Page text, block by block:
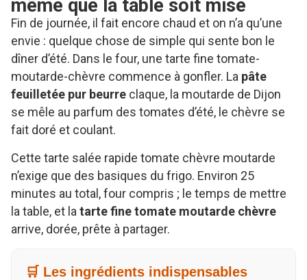
même que la table soit mise
Fin de journée, il fait encore chaud et on n’a qu’une
envie : quelque chose de simple qui sente bon le
dîner d’été. Dans le four, une tarte fine tomate-
moutarde-chèvre commence à gonfler. La pâte
feuilletée pur beurre claque, la moutarde de Dijon
se mêle au parfum des tomates d’été, le chèvre se
fait doré et coulant.
Cette tarte salée rapide tomate chèvre moutarde
n’exige que des basiques du frigo. Environ 25
minutes au total, four compris ; le temps de mettre
la table, et la tarte fine tomate moutarde chèvre
arrive, dorée, prête à partager.
🛒 Les ingrédients indispensables